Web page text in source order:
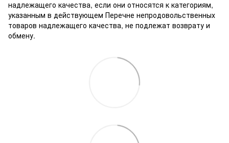
надлежащего качества, если они относятся к категориям,
указанным в действующем Перечне непродовольственных
товаров надлежащего качества, не подлежат возврату и
обмену.